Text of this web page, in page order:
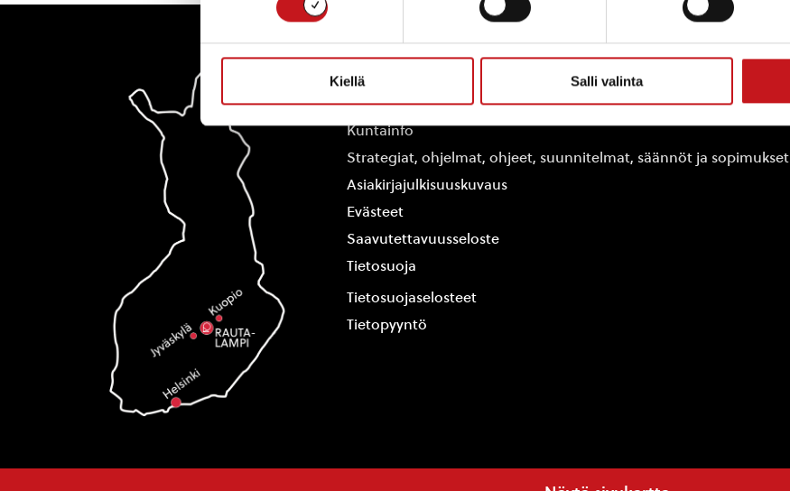
Kiellä Salli valinta
Yhteystiedot
Kuntainfo
Strategiat, ohjelmat, ohjeet, suunnitelmat, säännöt ja sopimukset
Asiakirjajulkisuuskuvaus
Evästeet
Saavutettavuusseloste
Tietosuoja
Tietosuojaselosteet
Tietopyyntö